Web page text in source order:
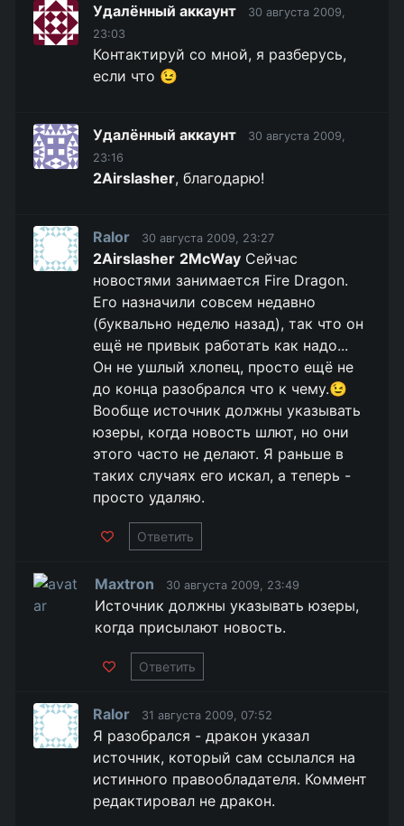
Удалённый аккаунт
30 августа 2009,
23:03
Контактируй со мной, я разберусь,
если что 😉
Удалённый аккаунт
30 августа 2009,
23:16
2Airslasher, благодарю!
Ralor 30 августа 2009, 23:27
2Airslasher 2McWay Сейчас
новостями занимается Fire Dragon.
Его назначили совсем недавно
(буквально неделю назад), так что он
ещё не привык работать как надо...
Он не ушлый хлопец, просто ещё не
до конца разобрался что к чему.😉
Вообще источник должны указывать
юзеры, когда новость шлют, но они
этого часто не делают. Я раньше в
таких случаях его искал, а теперь -
просто удаляю.
Ответить
Maxtron 30 августа 2009, 23:49
Источник должны указывать юзеры,
когда присылают новость.
Ответить
Ralor 31 августа 2009, 07:52
Я разобрался - дракон указал
источник, который сам ссылался на
истинного правообладателя. Коммент
редактировал не дракон.